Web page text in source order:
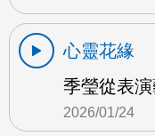
心靈花緣
季瑩從表
2026/01/24